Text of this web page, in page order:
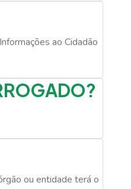
ao Cidadão 
ou entidade terá o